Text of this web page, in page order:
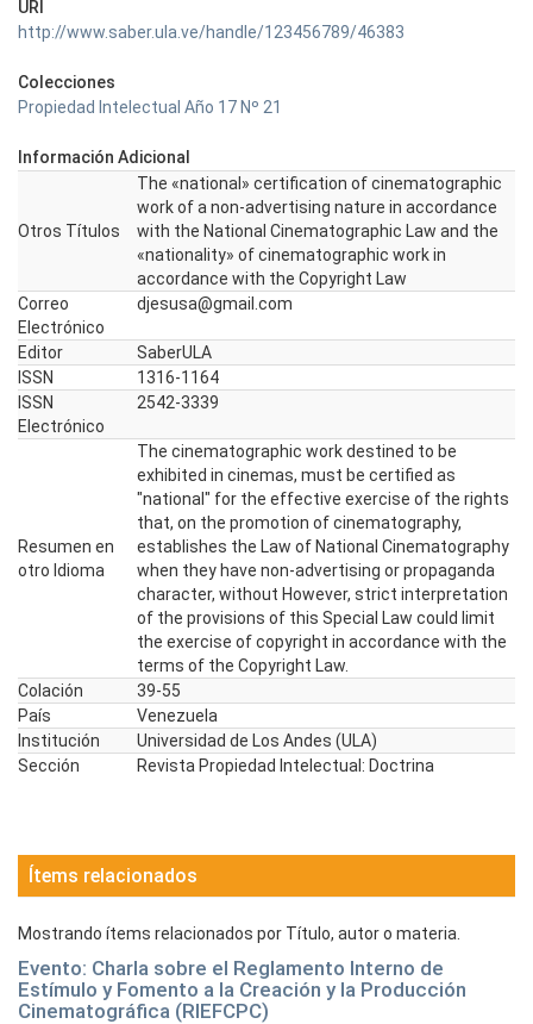
URI
http://www.saber.ula.ve/handle/123456789/46383
Colecciones
Propiedad Intelectual Año 17 Nº 21
Información Adicional
Otros Títulos
The «national» certification of cinematographic
work of a non-advertising nature in accordance
with the National Cinematographic Law and the
«nationality» of cinematographic work in
accordance with the Copyright Law
Correo
Electrónico
djesusa@gmail.com
Editor
SaberULA
ISSN
1316-1164
ISSN
Electrónico
2542-3339
Resumen en
otro Idioma
The cinematographic work destined to be
exhibited in cinemas, must be certified as
"national" for the effective exercise of the rights
that, on the promotion of cinematography,
establishes the Law of National Cinematography
when they have non-advertising or propaganda
character, without However, strict interpretation
of the provisions of this Special Law could limit
the exercise of copyright in accordance with the
terms of the Copyright Law.
Colación
39-55
País
Venezuela
Institución
Universidad de Los Andes (ULA)
Sección
Revista Propiedad Intelectual: Doctrina
Ítems relacionados
Mostrando ítems relacionados por Título, autor o materia.
Evento: Charla sobre el Reglamento Interno de
Estímulo y Fomento a la Creación y la Producción
Cinematográfica (RIEFCPC)